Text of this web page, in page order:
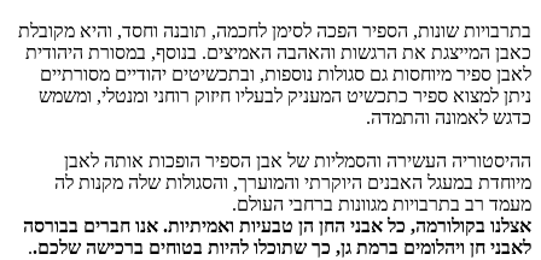
בתרבויות שונות, הספיר הפכה לסימן לחכמה, תובנה וחסד, והיא מקובלת
כאבן המייצגת את הרגשות והאהבה האמיצים. בנוסף, במסורת היהודית
לאבן ספיר מיוחסות גם סגולות נוספות, ובתכשיטים יהודיים מסורתיים
ניתן למצוא ספיר כתכשיט המעניק לבעליו חיזוק רוחני ומנטלי, ומשמש
כדגש לאמונה והתמדה.
ההיסטוריה העשירה והסמליות של אבן הספיר הופכות אותה לאבן
מיוחדת במעגל האבנים היוקרתי והמוערך, והסגולות שלה מקנות לה
מעמד רב בתרבויות מגוונות ברחבי העולם.
אצלנו בקולורמה, כל אבני החן הן טבעיות ואמיתיות. אנו חברים בבורסה
לאבני חן ויהלומים ברמת גן, כך שתוכלו להיות בטוחים ברכישה שלכם..